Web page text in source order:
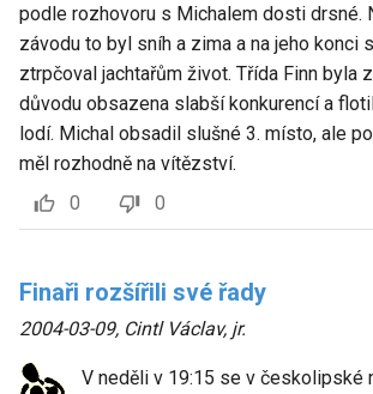
podle rozhovoru s Michalem dosti drsné.
závodu to byl sníh a zima a na jeho konci
ztrpčoval jachtařům život. Třída Finn byla
důvodu obsazena slabší konkurencí a
lodí. Michal obsadil slušné 3. místo, ale
měl rozhodně na vítězství.
0
0
Finaři rozšířili své řady
2004-03-09, Cintl Václav, jr.
V neděli v 19:15 se v českolipské